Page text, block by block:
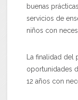
buenas
servicios de
niños con
La finalidad del
oportunidades
12 años con